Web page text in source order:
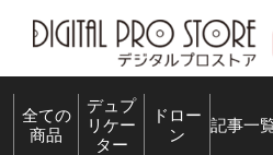
テ
全ての
商品
デュプ
リケー
ター
ドロー
ン
記事一